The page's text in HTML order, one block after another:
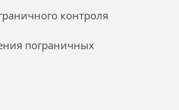
контроля
пограничных